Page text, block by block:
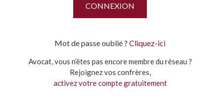
Mot de passe oublié ? Cliquez-ici
Avocat, vous n’êtes pas encore membre du réseau ?
Rejoignez vos confrères,
activez votre compte gratuitement